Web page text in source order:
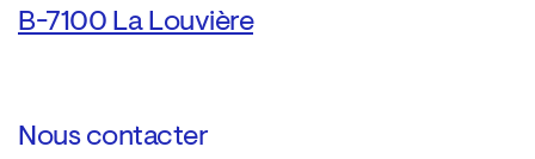
B-7100 La Louvière
Nous contacter